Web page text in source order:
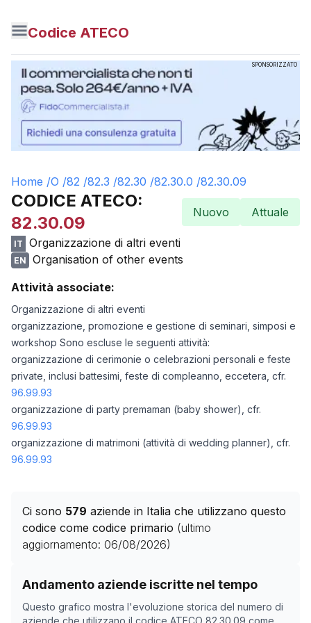
Codice ATECO
SPONSORIZZATO
Home /O /82 /82.3 /82.30 /82.30.0 /82.30.09
CODICE ATECO:
82.30.09
Nuovo Attuale
IT Organizzazione di altri eventi
EN
Organisation of other events
Attività associate:
Organizzazione di altri eventi
organizzazione, promozione e gestione di seminari, simposi e
workshop Sono escluse le seguenti attività:
organizzazione di cerimonie o celebrazioni personali e feste
private, inclusi battesimi, feste di compleanno, eccetera, cfr.
96.99.93
organizzazione di party premaman (baby shower), cfr.
96.99.93
organizzazione di matrimoni (attività di wedding planner), cfr.
96.99.93
Ci sono 579 aziende in Italia che utilizzano questo
codice come codice primario (ultimo
aggiornamento: 06/08/2026)
Andamento aziende iscritte nel tempo
Questo grafico mostra l'evoluzione storica del numero di
aziende che utilizzano il codice ATECO 82.30.09 come
Storico numero di aziende con codice ATECO
Data rilevazione
17/04/2025
0